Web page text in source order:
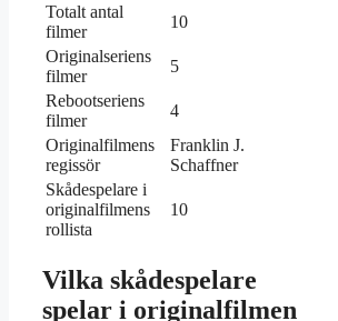
Totalt antal
filmer
10
Originalseriens
filmer
5
Rebootseriens
filmer
4
Originalfilmens
regissör
Franklin J.
Schaffner
Skådespelare i
originalfilmens
rollista
10
Vilka skådespelare
spelar i originalfilmen